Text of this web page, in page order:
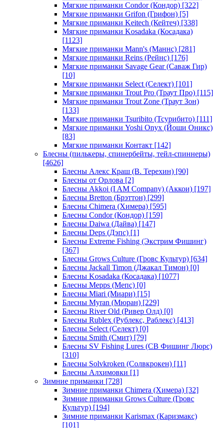
Мягкие приманки Condor (Кондор) [322]
Мягкие приманки Grifon (Грифон) [5]
Мягкие приманки Keitech (Кейтеч) [338]
Мягкие приманки Kosadaka (Косадака)
[1123]
Мягкие приманки Mann's (Маннс) [281]
Мягкие приманки Reins (Рейнс) [176]
Мягкие приманки Savage Gear (Саваж Гир)
[10]
Мягкие приманки Select (Селект) [101]
Мягкие приманки Trout Pro (Траут Про) [115]
Мягкие приманки Trout Zone (Траут Зон)
[133]
Мягкие приманки Tsuribito (Тсурибито) [111]
Мягкие приманки Yoshi Onyx (Йоши Оникс)
[83]
Мягкие приманки Контакт [142]
Блесны (пилькеры, спинербейты, тейл-спиннеры)
[4626]
Блесны Алекс Краш (В. Терехин) [90]
Блесны от Орлова [2]
Блесны Akkoi (I AM Company) (Аккои) [197]
Блесны Bretton (Брэттон) [299]
Блесны Chimera (Химера) [595]
Блесны Condor (Кондор) [159]
Блесны Daiwa (Дайва) [147]
Блесны Deps (Дэпс) [1]
Блесны Extreme Fishing (Экстрим Фишинг)
[367]
Блесны Grows Culture (Гровс Культур) [634]
Блесны Jackall Timon (Джакал Тимон) [0]
Блесны Kosadaka (Косадака) [1077]
Блесны Mepps (Мепс) [0]
Блесны Miari (Миари) [15]
Блесны Myran (Мюран) [229]
Блесны River Old (Ривер Олд) [0]
Блесны Rublex (Рублекс, Раблекс) [413]
Блесны Select (Селект) [0]
Блесны Smith (Смит) [79]
Блесны SV Fishing Lures (СВ Фишинг Люрс)
[310]
Блесны Solvkroken (Солвкрокен) [11]
Блесны Алхимовки [1]
Зимние приманки [728]
Зимние приманки Chimera (Химера) [32]
Зимние приманки Grows Culture (Гровс
Культур) [194]
Зимние приманки Karismax (Каризмакс)
[101]